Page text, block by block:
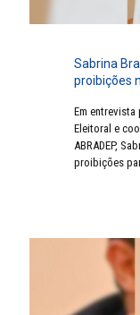
Sabrina
proibições
Em entrevista
Eleitoral e
ABRADEP,
proibições